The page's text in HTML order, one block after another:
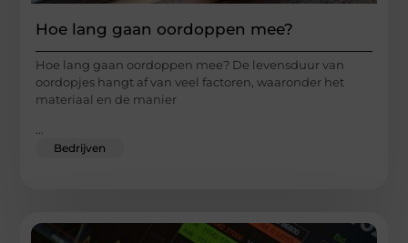
Hoe lang gaan oordoppen mee?
Hoe lang gaan oordoppen mee? De levensduur van
oordopjes hangt af van veel factoren, waaronder het
materiaal en de manier
...
Bedrijven